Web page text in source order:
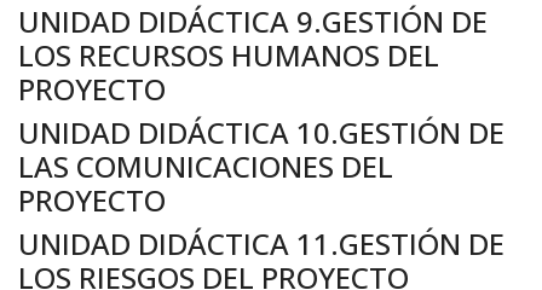
UNIDAD DIDÁCTICA 9.GESTIÓN DE
LOS RECURSOS HUMANOS DEL
PROYECTO
UNIDAD DIDÁCTICA 10.GESTIÓN DE
LAS COMUNICACIONES DEL
PROYECTO
UNIDAD DIDÁCTICA 11.GESTIÓN DE
LOS RIESGOS DEL PROYECTO